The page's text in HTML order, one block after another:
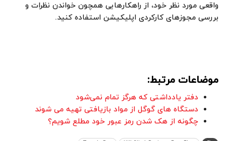
واقعی مورد نظر خود، از راهکارهایی همچون خواندن نظرات و
بررسی مجوزهای کارکردی اپلیکیشن استفاده کنید.
موضاعات مرتبط:
دفتر یادداشتی که هرگز تمام نمی‌شود
دستگاه های گوگل از مواد بازیافتی تهیه می شوند
چگونه از هک شدن رمز عبور خود مطلع شویم؟